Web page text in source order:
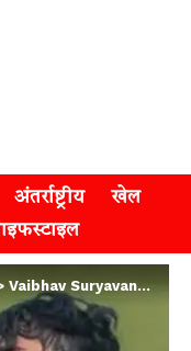
अंतर्राष्ट्रीय
खेल
Vaibhav Suryavanshi List-A Century : युवा बल्लेबाज वैभव सूर्यवंशी ने रिकॉर्ड तोड़ा, 36 गेंदों में शतक